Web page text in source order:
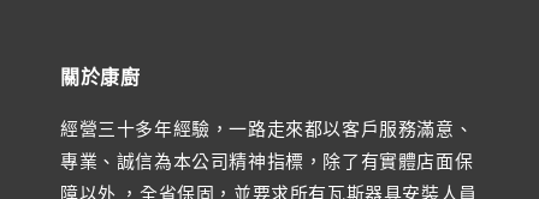
關於康廚
經營三十多年經驗，一路走來都以客戶服務滿意、
專業、誠信為本公司精神指標，除了有實體店面保
障以外 ，全省保固，並要求所有瓦斯器具安裝人員